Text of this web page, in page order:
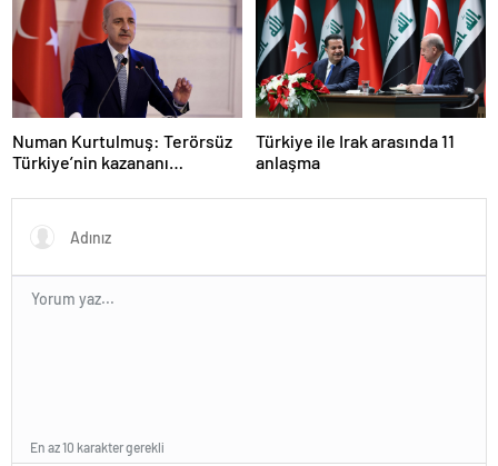
Numan Kurtulmuş: Terörsüz
Türkiye’nin kazananı
Türkiye ile Irak arasında 11
anlaşma
En az 10 karakter gerekli